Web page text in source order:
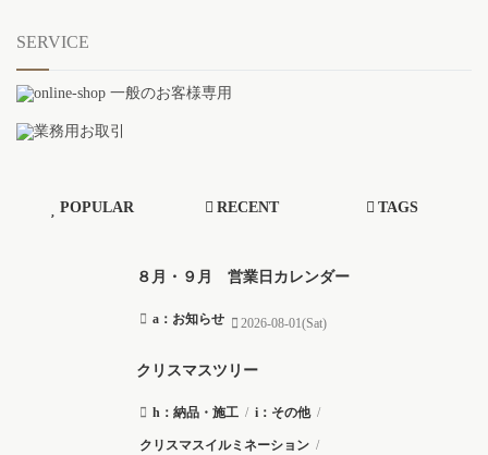
SERVICE
POPULAR RECENT TAGS
８月・９月 営業日カレンダー
a：お知らせ 2026-08-01(Sat)
クリスマスツリー
h：納品・施工 / i：その他 /
クリスマスイルミネーション /